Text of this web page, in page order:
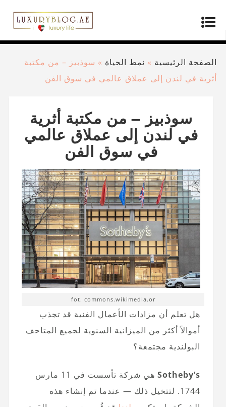
الصفحة الرئيسية » نمط الحياة » سوذبيز – من مكتبة
أثرية في لندن إلى عملاق عالمي في سوق الفن
سوذبيز – من مكتبة أثرية
في لندن إلى عملاق عالمي
في سوق الفن
fot. commons.wikimedia.or
هل تعلم أن مزادات الأعمال الفنية قد تجذب
أموالاً أكثر من الميزانية السنوية لجميع المتاحف
البولندية مجتمعة؟
Sotheby’s
هي شركة تأسست في 11 مارس
1744. لتتخيل ذلك — عندما تم إنشاء هذه